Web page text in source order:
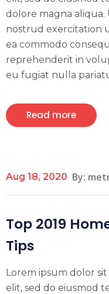
dolore magna aliqua.
nostrud exercitation
ea commodo
reprehenderit in
eu fugiat nulla
Read more
Aug 18, 2020 By:
Top 2019
Tips
Lorem ipsum dolor
elit, sed do eiusmod